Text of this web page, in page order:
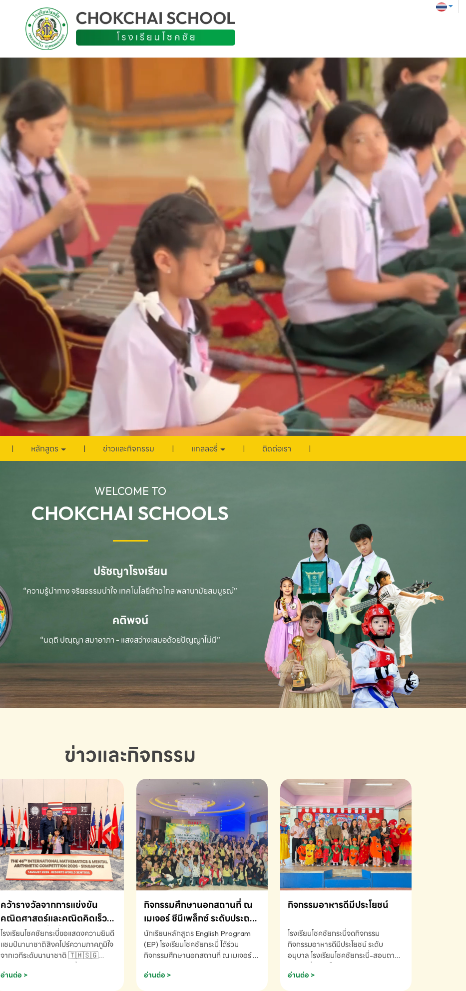
หลักสูตร ข่าวและกิจกรรม แกลลอรี่ ติดต่อเรา
WELCOME TO
CHOKCHAI SCHOOLS
ปรัชญาโรงเรียน
“ความรู้นำทาง จริยธรรมนำใจ เทคโนโลยีก้าวไกลพลานามัยสมบูรณ์”
คติพจน์
“นตฺถิ ปณฺญา สมาอาภา - แสงสว่างเสมอด้วยปัญญาไม่มี”
ข่าวและกิจกรรม
คว้ารางวัลจากการแข่งขัน
คณิตศาสตร์และคณิตคิดเร็ว
นานาชาติ ครั้งที่ 46 ประจำปี
2569 ณ ประเทศสิงคโปร์
โรงเรียนโชคชัยกระบี่ขอแสดงความยินดี
แชมป์นานาชาติสิงคโปร์ความภาคภูมิใจ
จากเวทีระดับนานาชาติ 🇹🇭🇸🇬
K3 โรงเรียนโชคชัยกระบี่ จ.กระบี่ คว้า
อ่านต่อ >
กิจกรรมศึกษานอกสถานที่ ณ
เมเจอร์ ซีนีเพล็กซ์ ระดับประถม
ศึกษา (EP.1-6)
นักเรียนหลักสูตร English Program
(EP) โรงเรียนโชคชัยกระบี่ ได้ร่วม
กิจกรรมศึกษานอกสถานที่ ณ เมเจอร์ ซี
(Soundtrack)เพื่อเสริมทักษะการฟัง
อ่านต่อ >
กิจกรรมอาหารดีมีประโยชน์
โรงเรียนโชคชัยกระบี่จดกิจกรรม
กิจกรรมอาหารดีมีประโยชน์ ระดับ
อนุบาล โรงเรียนโชคชัยกระบี่-สอบถาม
อ่านต่อ >